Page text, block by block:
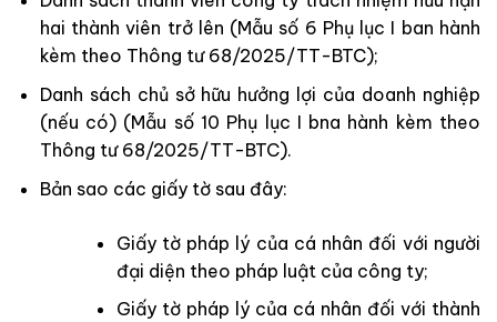
hai thành viên trở lên (Mẫu số 6 Phụ lục I ban hành
kèm theo Thông tư 68/2025/TT-BTC);
Danh sách chủ sở hữu hưởng lợi của doanh nghiệp
(nếu có) (Mẫu số 10 Phụ lục I bna hành kèm theo
Thông tư 68/2025/TT-BTC).
Bản sao các giấy tờ sau đây:
Giấy tờ pháp lý của cá nhân đối với người
đại diện theo pháp luật của công ty;
Giấy tờ pháp lý của cá nhân đối với thành